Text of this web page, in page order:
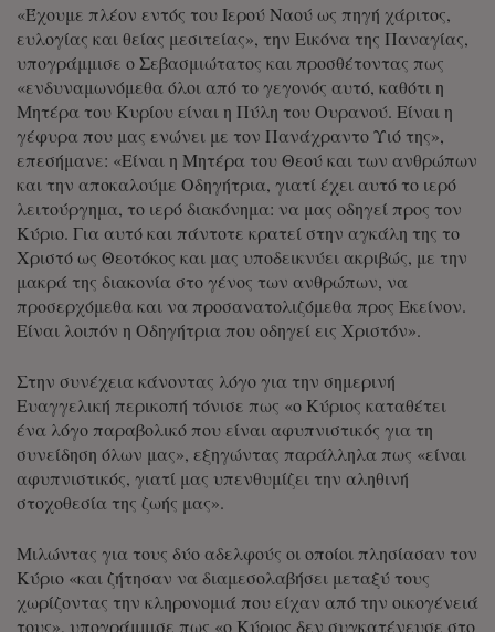
«Έχουμε πλέον εντός του Ιερού Ναού ως πηγή χάριτος,
ευλογίας και θείας μεσιτείας», την Εικόνα της Παναγίας,
υπογράμμισε ο Σεβασμιώτατος και προσθέτοντας πως
«ενδυναμωνόμεθα όλοι από το γεγονός αυτό, καθότι η
Μητέρα του Κυρίου είναι η Πύλη του Ουρανού. Είναι η
γέφυρα που μας ενώνει με τον Πανάχραντο Υιό της»,
επεσήμανε: «Είναι η Μητέρα του Θεού και των ανθρώπων
και την αποκαλούμε Οδηγήτρια, γιατί έχει αυτό το ιερό
λειτούργημα, το ιερό διακόνημα: να μας οδηγεί προς τον
Κύριο. Για αυτό και πάντοτε κρατεί στην αγκάλη της το
Χριστό ως Θεοτόκος και μας υποδεικνύει ακριβώς, με την
μακρά της διακονία στο γένος των ανθρώπων, να
προσερχόμεθα και να προσανατολιζόμεθα προς Εκείνον.
Είναι λοιπόν η Οδηγήτρια που οδηγεί εις Χριστόν».
Στην συνέχεια κάνοντας λόγο για την σημερινή
Ευαγγελική περικοπή τόνισε πως «ο Κύριος καταθέτει
ένα λόγο παραβολικό που είναι αφυπνιστικός για τη
συνείδηση όλων μας», εξηγώντας παράλληλα πως «είναι
αφυπνιστικός, γιατί μας υπενθυμίζει την αληθινή
στοχοθεσία της ζωής μας».
Μιλώντας για τους δύο αδελφούς οι οποίοι πλησίασαν τον
Κύριο «και ζήτησαν να διαμεσολαβήσει μεταξύ τους
χωρίζοντας την κληρονομιά που είχαν από την οικογένειά
τους», υπογράμμισε πως «ο Κύριος δεν συγκατένευσε στο